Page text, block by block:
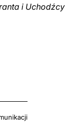
i Uchodźcy